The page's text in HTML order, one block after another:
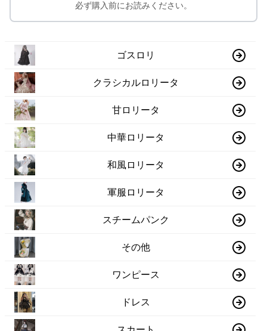
必ず購入前にお読みください。
ゴスロリ
クラシカルロリータ
甘ロリータ
中華ロリータ
和風ロリータ
軍服ロリータ
スチームパンク
その他
ワンピース
ドレス